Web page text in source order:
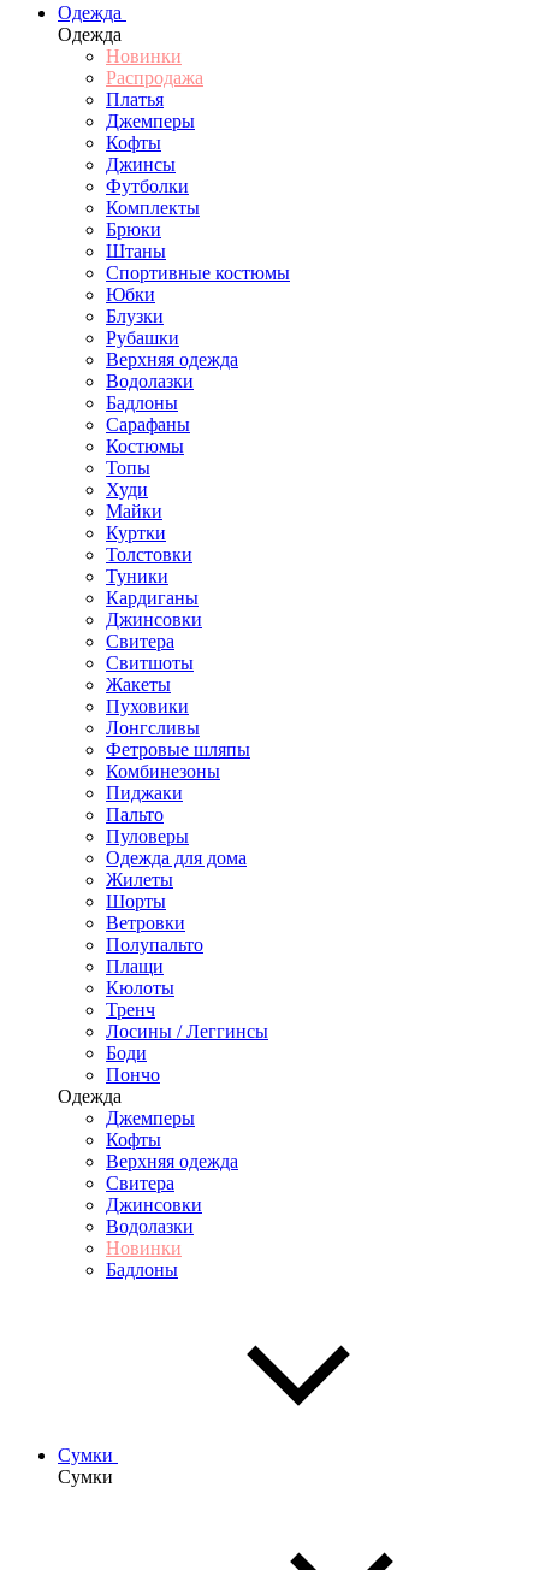
Одежда
Одежда
Новинки
Распродажа
Платья
Джемперы
Кофты
Джинсы
Футболки
Комплекты
Брюки
Штаны
Спортивные костюмы
Юбки
Блузки
Рубашки
Верхняя одежда
Водолазки
Бадлоны
Сарафаны
Костюмы
Топы
Худи
Майки
Куртки
Толстовки
Туники
Кардиганы
Джинсовки
Свитера
Свитшоты
Жакеты
Пуховики
Лонгсливы
Фетровые шляпы
Комбинезоны
Пиджаки
Пальто
Пуловеры
Одежда для дома
Жилеты
Шорты
Ветровки
Полупальто
Плащи
Кюлоты
Тренч
Лосины / Леггинсы
Боди
Пончо
Одежда
Джемперы
Кофты
Верхняя одежда
Свитера
Джинсовки
Водолазки
Новинки
Бадлоны
Сумки
Сумки